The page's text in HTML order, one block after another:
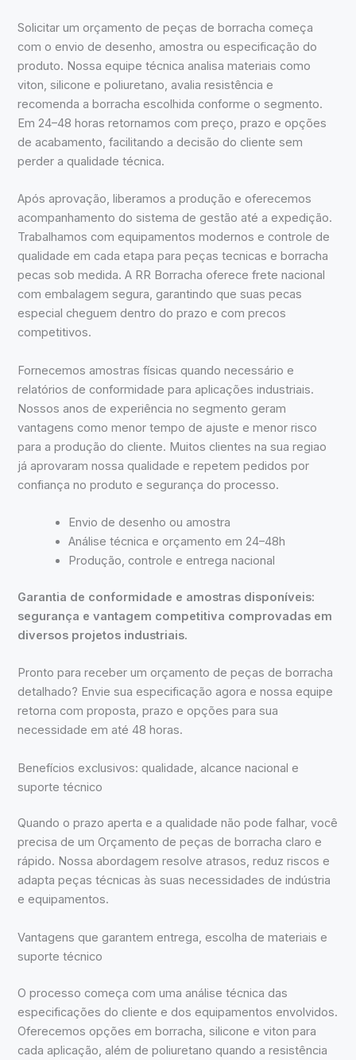
Solicitar um orçamento de peças de borracha começa
com o envio de desenho, amostra ou especificação do
produto. Nossa equipe técnica analisa materiais como
viton, silicone e poliuretano, avalia resistência e
recomenda a borracha escolhida conforme o segmento.
Em 24–48 horas retornamos com preço, prazo e opções
de acabamento, facilitando a decisão do cliente sem
perder a qualidade técnica.
Após aprovação, liberamos a produção e oferecemos
acompanhamento do sistema de gestão até a expedição.
Trabalhamos com equipamentos modernos e controle de
qualidade em cada etapa para peças tecnicas e borracha
pecas sob medida. A RR Borracha oferece frete nacional
com embalagem segura, garantindo que suas pecas
especial cheguem dentro do prazo e com precos
competitivos.
Fornecemos amostras físicas quando necessário e
relatórios de conformidade para aplicações industriais.
Nossos anos de experiência no segmento geram
vantagens como menor tempo de ajuste e menor risco
para a produção do cliente. Muitos clientes na sua regiao
já aprovaram nossa qualidade e repetem pedidos por
confiança no produto e segurança do processo.
Envio de desenho ou amostra
Análise técnica e orçamento em 24–48h
Produção, controle e entrega nacional
Garantia de conformidade e amostras disponíveis:
segurança e vantagem competitiva comprovadas em
diversos projetos industriais.
Pronto para receber um orçamento de peças de borracha
detalhado? Envie sua especificação agora e nossa equipe
retorna com proposta, prazo e opções para sua
necessidade em até 48 horas.
Benefícios exclusivos: qualidade, alcance nacional e
suporte técnico
Quando o prazo aperta e a qualidade não pode falhar, você
precisa de um Orçamento de peças de borracha claro e
rápido. Nossa abordagem resolve atrasos, reduz riscos e
adapta peças técnicas às suas necessidades de indústria
e equipamentos.
Vantagens que garantem entrega, escolha de materiais e
suporte técnico
O processo começa com uma análise técnica das
especificações do cliente e dos equipamentos envolvidos.
Oferecemos opções em borracha, silicone e viton para
cada aplicação, além de poliuretano quando a resistência